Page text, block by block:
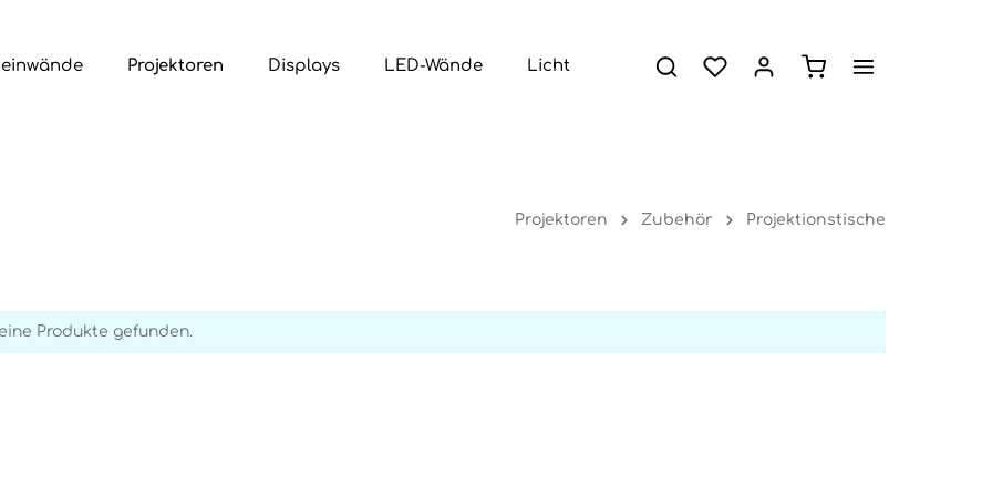
Projektoren Displays LED-Wände Licht
Projektoren Zubehör Projektionstische
Produkte gefunden.